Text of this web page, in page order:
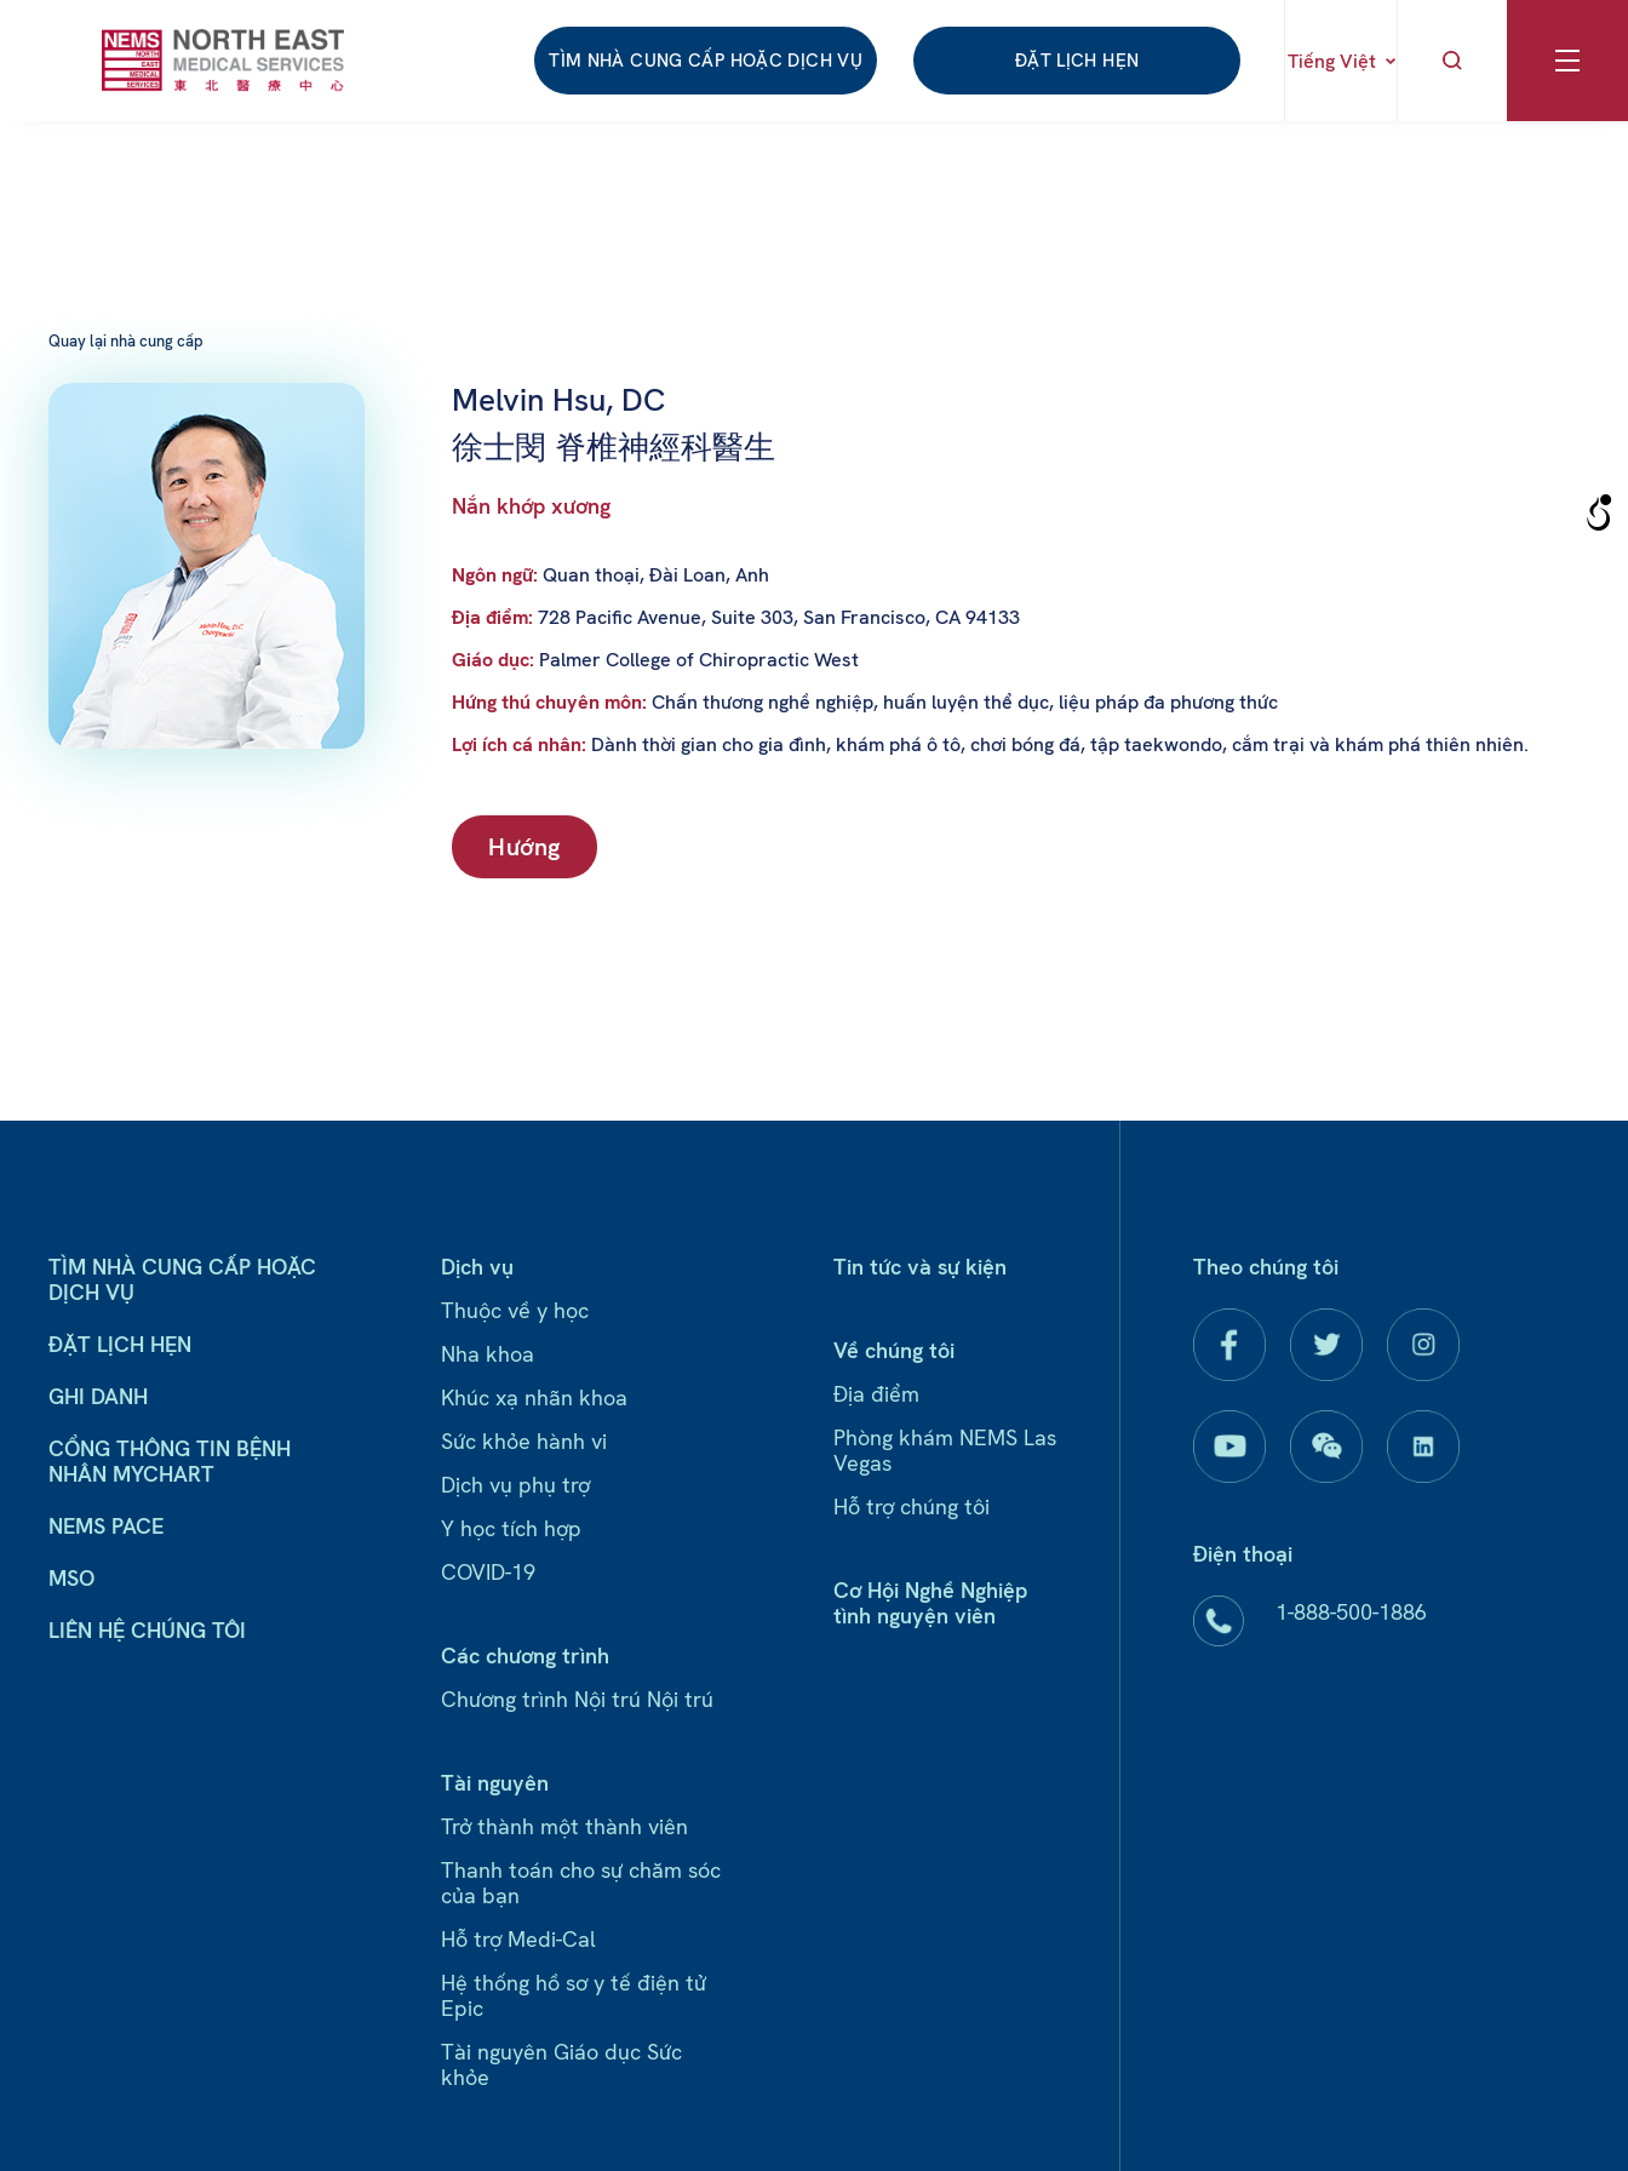
TÌM NHÀ CUNG CẤP HOẶC DỊCH VỤ ĐẶT LỊCH HẸN Tiếng Việt
Quay lại nhà cung cấp
Melvin Hsu, DC
徐士閔 脊椎神經科醫生
Nắn khớp xương
Ngôn ngữ: Quan thoại, Đài Loan, Anh
Địa điểm: 728 Pacific Avenue, Suite 303, San Francisco, CA 94133
Giáo dục: Palmer College of Chiropractic West
Hứng thú chuyên môn: Chấn thương nghề nghiệp, huấn luyện thể dục, liệu pháp đa phương thức
Lợi ích cá nhân: Dành thời gian cho gia đình, khám phá ô tô, chơi bóng đá, tập taekwondo, cắm trại và khám phá thiên nhiên.
Hướng
TÌM NHÀ CUNG CẤP HOẶC
DỊCH VỤ
ĐẶT LỊCH HẸN
GHI DANH
CỔNG THÔNG TIN BỆNH
NHÂN MYCHART
NEMS PACE
MSO
LIÊN HỆ CHÚNG TÔI
Dịch vụ
Thuộc về y học
Nha khoa
Khúc xạ nhãn khoa
Sức khỏe hành vi
Dịch vụ phụ trợ
Y học tích hợp
COVID-19
Các chương trình
Chương trình Nội trú Nội trú
Tài nguyên
Trở thành một thành viên
Thanh toán cho sự chăm sóc
của bạn
Hỗ trợ Medi-Cal
Hệ thống hồ sơ y tế điện tử
Epic
Tài nguyên Giáo dục Sức
khỏe
Tin tức và sự kiện
Về chúng tôi
Địa điểm
Phòng khám NEMS Las
Vegas
Hỗ trợ chúng tôi
Cơ Hội Nghề Nghiệp
tình nguyện viên
Theo chúng tôi
Điện thoại
1-888-500-1886